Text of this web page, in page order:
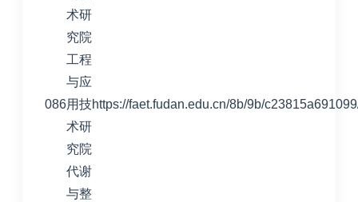
术研
究院
086
工程
与应
用技
术研
究院
https://faet.fudan.edu.cn/8b/9b/
代谢
与整